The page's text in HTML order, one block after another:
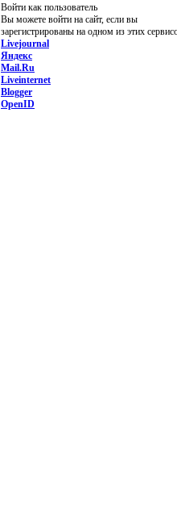
Войти как пользователь
Вы можете войти на сайт, если вы
зарегистрированы на одном из этих
Livejournal
Яндекс
Mail.Ru
Liveinternet
Blogger
OpenID